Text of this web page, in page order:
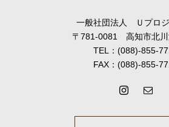
一般社団法人 Ｕプロジ
〒781-0081 高知市北川
TEL：(088)-855-
FAX：(088)-855-